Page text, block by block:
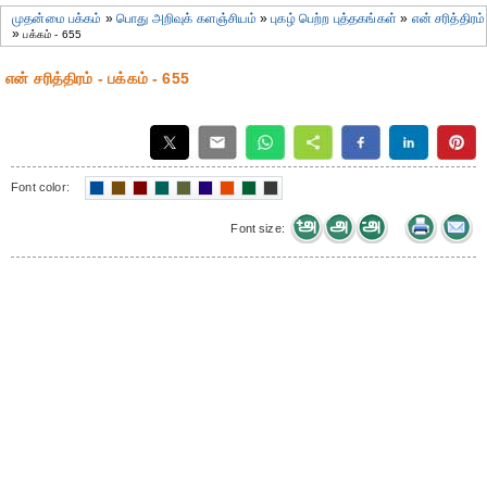
முதன்மை பக்கம் »பொது அறிவுக் களஞ்சியம் »புகழ் பெற்ற புத்தகங்கள் » என் சரித்திரம்
»பக்கம் - 655
என் சரித்திரம் - பக்கம் - 655
Font color:
Font size: